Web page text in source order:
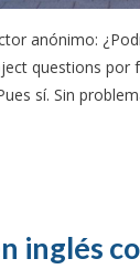
anónimo:
questions por
sí. Sin
inglés